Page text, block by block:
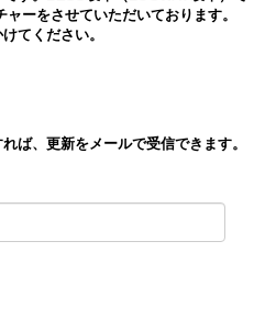
ーをさせていただいております。
てください。
ば、更新をメールで受信できます。